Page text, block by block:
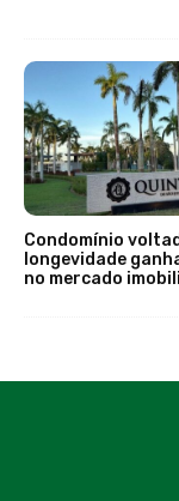
Condomínio
longevidade
no mercado